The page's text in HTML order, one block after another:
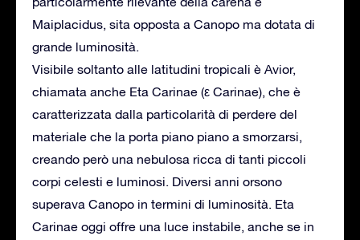
Maiplacidus, sita opposta a Canopo ma dotata di
grande luminosità.
Visibile soltanto alle latitudini tropicali è Avior,
chiamata anche Eta Carinae (ε Carinae), che è
caratterizzata dalla particolarità di perdere del
materiale che la porta piano piano a smorzarsi,
creando però una nebulosa ricca di tanti piccoli
corpi celesti e luminosi. Diversi anni orsono
superava Canopo in termini di luminosità. Eta
Carinae oggi offre una luce instabile, anche se in